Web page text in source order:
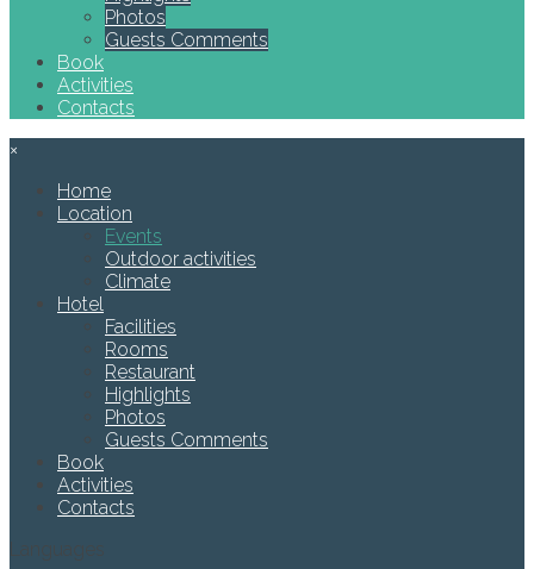
Photos
Guests Comments
Book
Activities
Contacts
×
Home
Location
Events
Outdoor activities
Climate
Hotel
Facilities
Rooms
Restaurant
Highlights
Photos
Guests Comments
Book
Activities
Contacts